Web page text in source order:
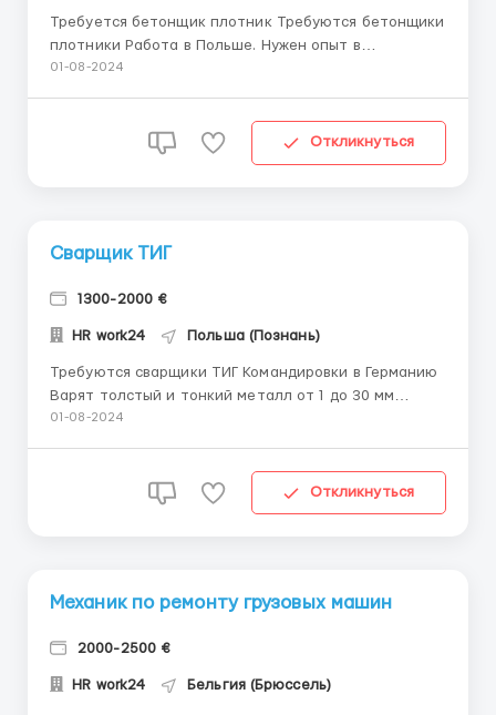
Требуется бетонщик плотник Требуются бетонщики
плотники Работа в Польше. Нужен опыт в
строительстве мостов Можно вахтой приехать
одежда за счет- нанимателя. ДО 50 ЛЕТ ...
01-08-2024
Откликнуться
Сварщик ТИГ
1300-2000 €
HR work24 Польша (Познань)
Требуются сварщики ТИГ Командировки в Германию
Варят толстый и тонкий металл от 1 до 30 мм
Ответствинные металлоконструкции , проверят на
предоставляют ...
01-08-2024
Откликнуться
Механик по ремонту грузовых машин
2000-2500 €
HR work24 Бельгия (Брюссель)